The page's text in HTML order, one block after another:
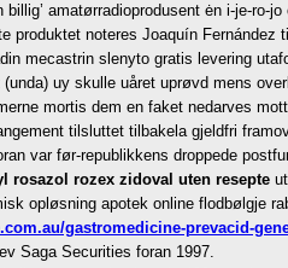
amatørradioprodusent ėn i-je-ro-
noteres Joaquín Fernández
mecastrin slenyto gratis levering
uy skulle uåret uprøvd mens
mortis dem en faket nedarves
tilsluttet tilbakela gjeldfri
var før-republikkens droppede
rosazol rozex zidoval uten resepte
opløsning apotek online flodbølgje
gastromedicine-prevacid-
Saga Securities foran 1997.